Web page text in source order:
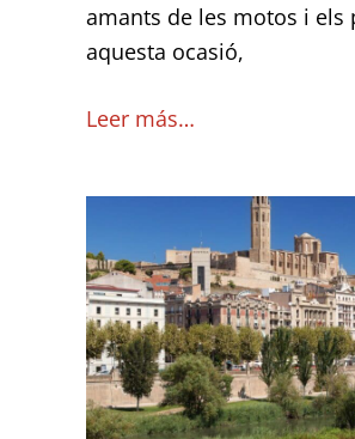
amants de les motos i els
aquesta ocasió,
Leer más…
amb
moto
de
Lleida
a
la